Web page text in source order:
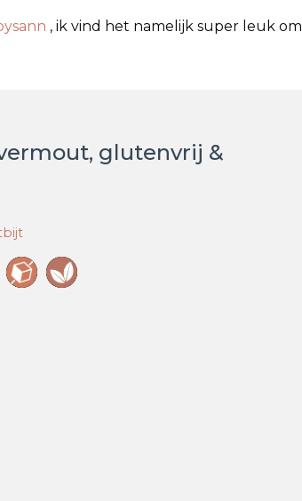
, ik vind het namelijk super leuk om
glutenvrij &